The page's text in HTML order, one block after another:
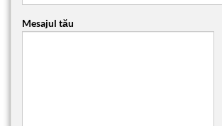
Mesajul tău